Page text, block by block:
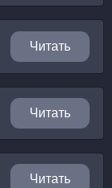
Читать
Читать
Читать